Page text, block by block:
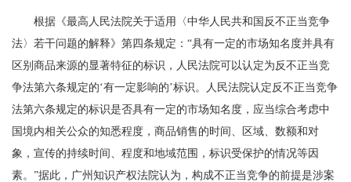
根据《最高人民法院关于适用〈中华人民共和国反不正当竞争
法〉若干问题的解释》第四条规定：“具有一定的市场知名度并具有
区别商品来源的显著特征的标识，人民法院可以认定为反不正当竞
争法第六条规定的‘有一定影响的’标识。人民法院认定反不正当竞争
法第六条规定的标识是否具有一定的市场知名度，应当综合考虑中
国境内相关公众的知悉程度，商品销售的时间、区域、数额和对
象，宣传的持续时间、程度和地域范围，标识受保护的情况等因
素。”据此，广州知识产权法院认为，构成不正当竞争的前提是涉案